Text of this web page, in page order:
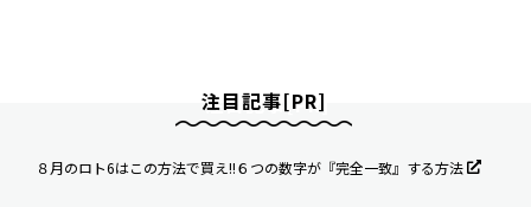
注目記事[PR]
８月のロト6はこの方法で買え!!６つの数字が『完全一致』する方法